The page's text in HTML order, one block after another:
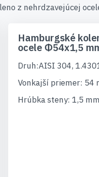
z nehrdzavejúcej
Hamburgské
ocele Φ54x1,5
Druh:AISI 304,
Vonkajší priemer: 54
Hrúbka steny: 1,5 mm